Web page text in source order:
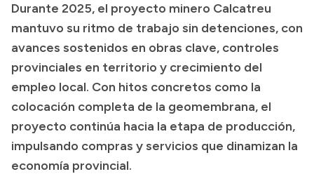
Presupuesto
Boletín Oficial
Compras y licitaciones
Consulta de expedientes
Consulta de pago a proveedores
Convocatorias
Intranet
Durante 2025, el proyecto minero Calcatreu
mantuvo su ritmo de trabajo sin detenciones, con
avances sostenidos en obras clave, controles
provinciales en territorio y crecimiento del
empleo local. Con hitos concretos como la
colocación completa de la geomembrana, el
proyecto continúa hacia la etapa de producción,
impulsando compras y servicios que dinamizan la
economía provincial.